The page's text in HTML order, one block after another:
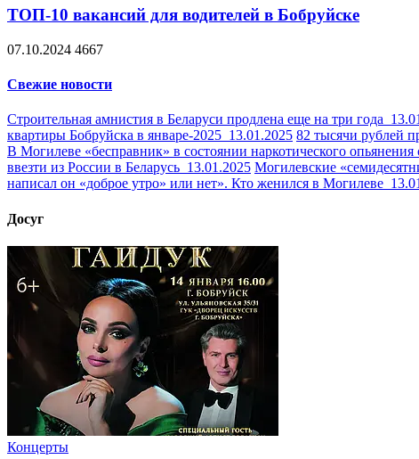
ТОП-10 вакансий для водителей в Бобруйске
07.10.2024 4667
Свежие новости
Строительная амнистия в Беларуси продлена еще на три года
квартиры Бобруйска в январе-2025 13.01.2025 82 тысячи рублей
В Могилеве «бесправник» в состоянии наркотического
ввезти из России в Беларусь 13.01.2025 Могилевские
написал он «доброе утро» или нет». Кто женился в Могилеве
Досуг
Концерты